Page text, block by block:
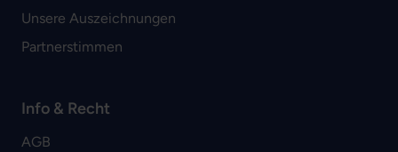
Unsere Auszeichnungen
Partnerstimmen
Info & Recht
AGB